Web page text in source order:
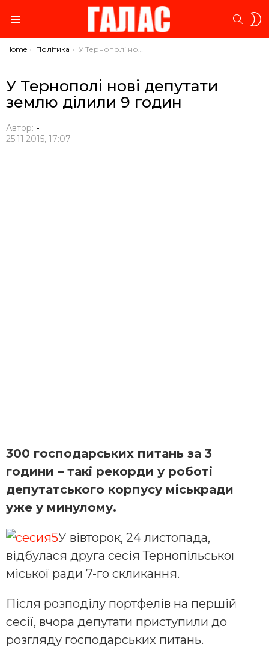
You are here:
Home Політика У Тернополі нові депутати землю ділили 9 годин
У Тернополі нові депутати
землю ділили 9 годин
Автор: -
25.11.2015, 17:07
300 господарських питань за 3
години – такі рекорди у роботі
депутатського корпусу міськради
уже у минулому.
У вівторок, 24 листопада,
відбулася друга сесія Тернопільської
міської ради 7-го скликання.
Після розподілу портфелів на першій
сесії, вчора депутати приступили до
розгляду господарських питань.